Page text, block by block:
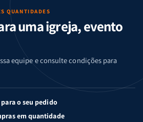
QUANTIDADES
uma igreja, evento
equipe e consulte condições para
o seu pedido
em quantidade